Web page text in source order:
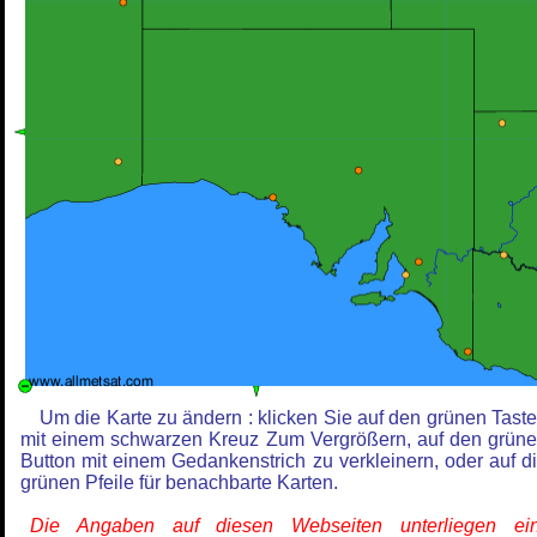
Um die Karte zu ändern : klicken Sie auf den grünen
mit einem schwarzen Kreuz Zum Vergrößern, auf den
Button mit einem Gedankenstrich zu verkleinern, oder auf
grünen Pfeile für benachbarte Karten.
Die Angaben auf diesen Webseiten unterliegen